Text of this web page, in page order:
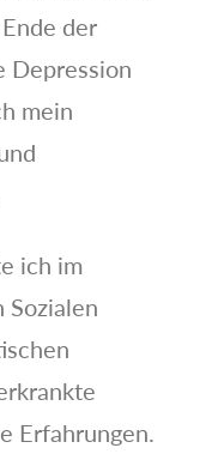
der
Depression
mein
ich im
Sozialen
Erfahrungen.